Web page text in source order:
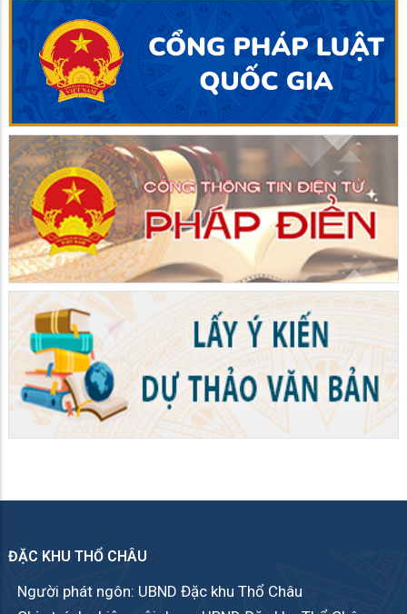
ĐẶC KHU THỔ CHÂU
Người phát ngôn: UBND Đặc khu Thổ Châu